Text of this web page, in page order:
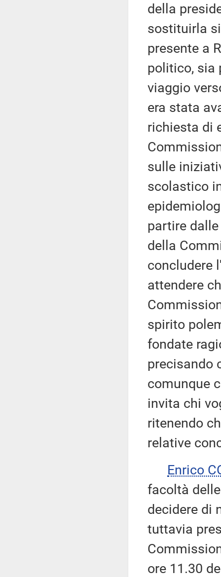
della
sostituirla
presente a
politico, sia
viaggio
era stata
richiesta di
sulle
scolastico
partire
della
concludere
attendere
spirito
fondate
precisando
comunque
invita chi
ritenendo
relative
Enrico
facoltà
decidere di
tuttavia
ore 11.30